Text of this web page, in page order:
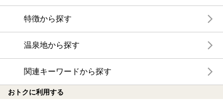
特徴から探す
温泉地から探す
関連キーワードから探す
おトクに利用する